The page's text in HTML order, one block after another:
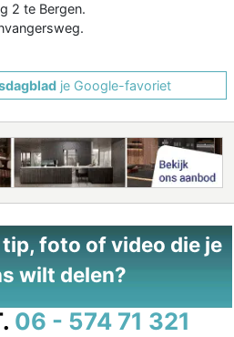
2 te Bergen.
je Google-favoriet
tip, foto of video die je
wilt delen?
06 - 574 71 321